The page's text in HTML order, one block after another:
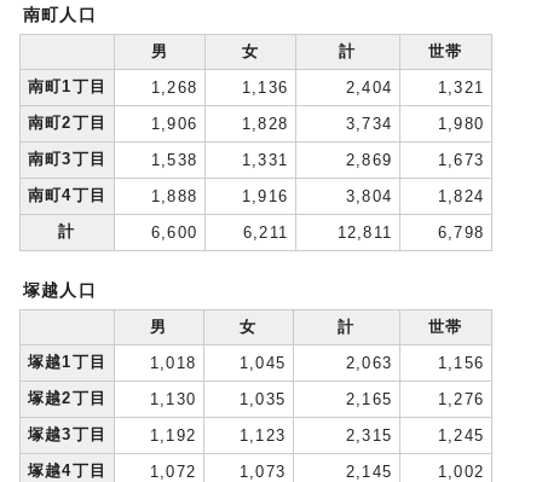
南町人口
男 女 計
世帯
南町1丁目
1,268 1,136 2,404
1,321
南町2丁目
1,906 1,828 3,734
1,980
南町3丁目
1,538 1,331 2,869
1,673
南町4丁目
1,888 1,916 3,804
1,824
計
6,600 6,211 12,811 6,798
塚越人口
男 女 計
世帯
塚越1丁目
1,018 1,045 2,063
1,156
塚越2丁目
1,130 1,035 2,165
1,276
塚越3丁目
1,192 1,123 2,315
1,245
塚越4丁目
1,072 1,073 2,145
1,002